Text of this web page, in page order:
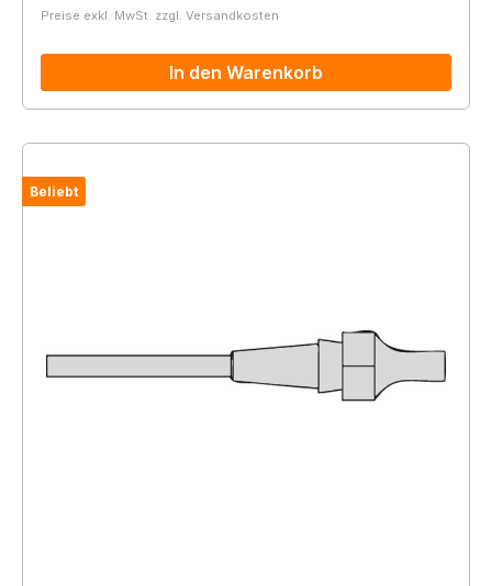
Preise exkl. MwSt. zzgl. Versandkosten
In den Warenkorb
Beliebt